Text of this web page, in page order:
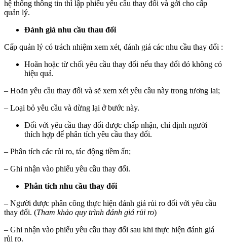
hệ thống thông tin thì lập phiếu yêu cầu thay đổi và gởi cho cấp
quản lý.
Đánh giá nhu cầu thau đổi
Cấp quản lý có trách nhiệm xem xét, đánh giá các nhu cầu thay đổi :
Hoãn hoặc từ chối yêu cầu thay đổi nếu thay đổi đó không có
hiệu quả.
– Hoãn yêu cầu thay đổi và sẽ xem xét yêu cầu này trong tương lai;
– Loại bỏ yêu cầu và dừng lại ở bước này.
Đối với yêu cầu thay đổi được chấp nhận, chỉ định người
thích hợp để phân tích yêu cầu thay đổi.
– Phân tích các rủi ro, tác động tiềm ẩn;
– Ghi nhận vào phiếu yêu cầu thay đổi.
Phân tích nhu cầu thay đổi
– Người được phân công thực hiện đánh giá rủi ro đối với yêu cầu
thay đổi. (Tham khảo quy trình đánh giá rủi ro)
– Ghi nhận vào phiếu yêu cầu thay đổi sau khi thực hiện đánh giá
rủi ro.